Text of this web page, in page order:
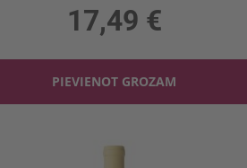
17,49 €
PIEVIENOT GROZAM